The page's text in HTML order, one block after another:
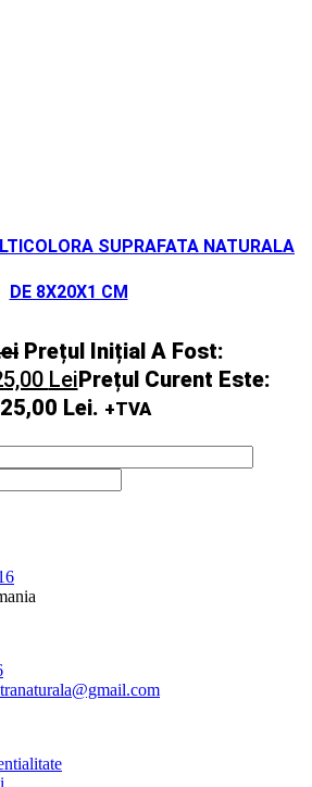
SUPRAFATA NATURALA
DE 8X20X1 CM
Prețul Inițial A Fost:
LeiPrețul Curent Este:
Lei. +TVA